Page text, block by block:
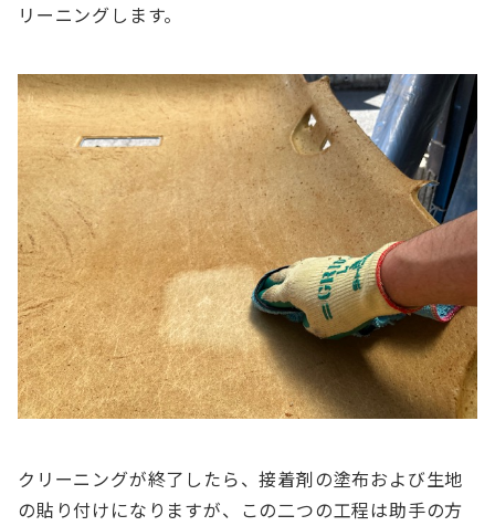
リーニングします。
クリーニングが終了したら、接着剤の塗布および生地
の貼り付けになりますが、この二つの工程は助手の方